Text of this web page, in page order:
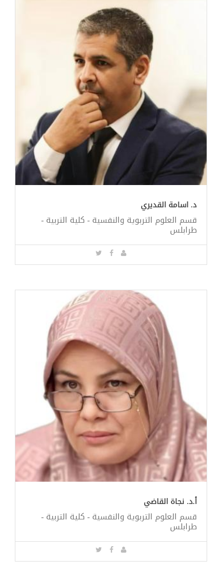
د. اسامة القديري
قسم العلوم التربوية والنفسية - كلية التربية -
طرابلس
أ.د. نجاة القاضي
قسم العلوم التربوية والنفسية - كلية التربية -
طرابلس